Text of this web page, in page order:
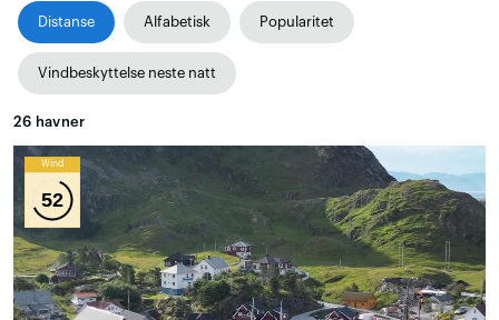
Distanse Alfabetisk Popularitet
Vindbeskyttelse neste natt
26 havner
Wind
52